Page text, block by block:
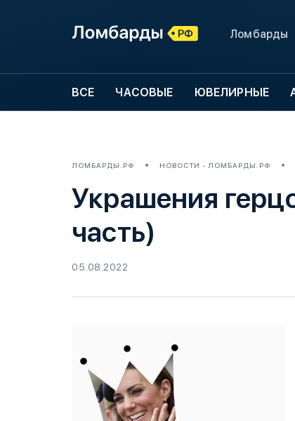
Ломбарды
ВСЕ ЧАСОВЫЕ ЮВЕЛИРНЫЕ
ЛОМБАРДЫ.РФ НОВОСТИ - ЛОМБАРДЫ.РФ
Украшения
часть)
05.08.2022